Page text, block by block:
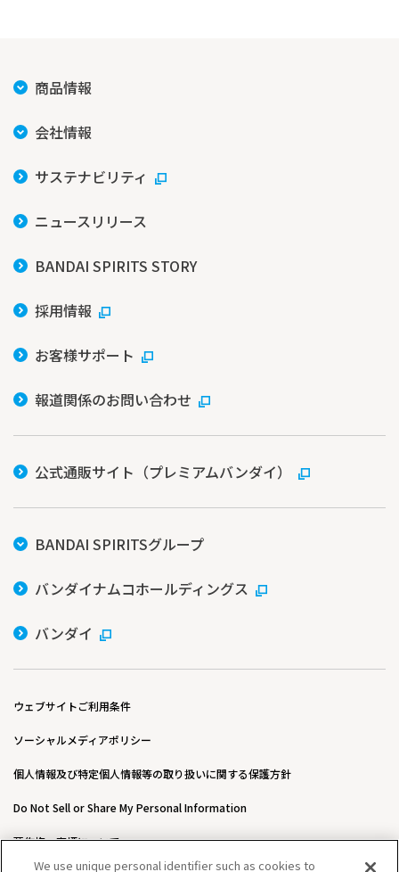
商品情報
会社情報
サステナビリティ
ニュースリリース
BANDAI SPIRITS STORY
採用情報
お客様サポート
報道関係のお問い合わせ
公式通販サイト（プレミアムバンダイ）
BANDAI SPIRITSグループ
バンダイナムコホールディングス
バンダイ
ウェブサイトご利用条件
ソーシャルメディアポリシー
個人情報及び特定個人情報等の取り扱いに関する保護方針
Do Not Sell or Share My Personal Information
著作権・商標について
We use unique personal identifier such as cookies to